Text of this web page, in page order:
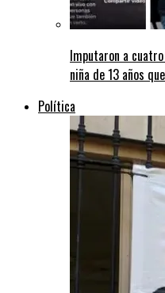
Imputaron a
niña de 13 años
Política